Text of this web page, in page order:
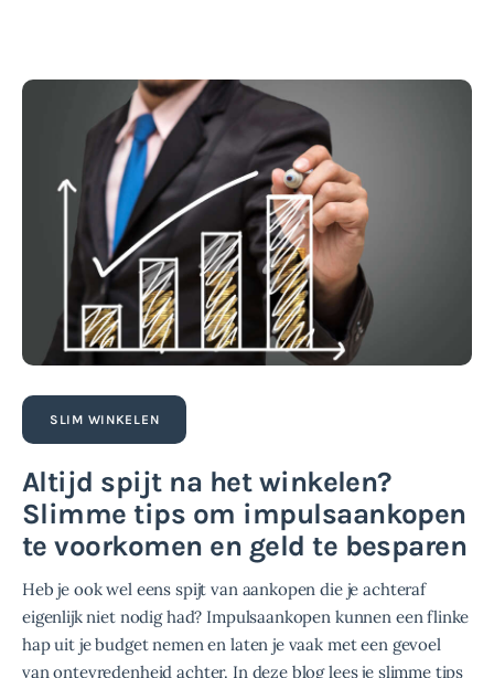
SLIM WINKELEN
Altijd spijt na het winkelen?
Slimme tips om impulsaankopen
te voorkomen en geld te besparen
Heb je ook wel eens spijt van aankopen die je achteraf
eigenlijk niet nodig had? Impulsaankopen kunnen een flinke
hap uit je budget nemen en laten je vaak met een gevoel
van ontevredenheid achter. In deze blog lees je slimme tips